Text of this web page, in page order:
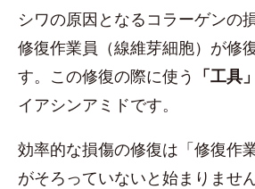
シワの原因となるコラーゲンの
修復作業員（線維芽細胞）が修
す。この修復の際に使う 「工具」
イアシンアミドです。
効率的な損傷の修復は「修復作
がそろっていないと始まりませ